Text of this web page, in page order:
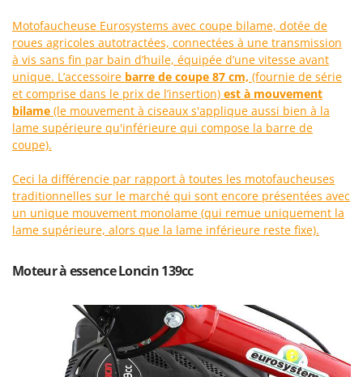
Motobineuses
Motoculteurs
Motofaucheuses
Motopompes pour irrigation
Moulins à céréales électriques
Moulins à farine
N
Nettoyeurs et Balais à vapeur
Nettoyeurs haute pression
Pelles rétros pour tracteur
Perches Élagueuses
Pétrins à Spirale
FBC
Ferrari Group
Ferroni
Ferrua
FIAC
Fimar
FINI
Fiorentini
Flymo
Fontana Forni
Forest Master
Francini
Motofaucheuse Eurosystems avec coupe bilame, dotée de
roues agricoles autotractées, connectées à une transmission
à vis sans fin par bain d’huile, équipée d’une vitesse avant
unique. L’accessoire barre de coupe 87 cm, (fournie de série
et comprise dans le prix de l’insertion) est à mouvement
bilame (le mouvement à ciseaux s'applique aussi bien à la
lame supérieure qu'inférieure qui compose la barre de
coupe).
Ceci la différencie par rapport à toutes les motofaucheuses
traditionnelles sur le marché qui sont encore présentées avec
un unique mouvement monolame (qui remue uniquement la
lame supérieure, alors que la lame inférieure reste fixe).
Moteur à essence Loncin 139cc